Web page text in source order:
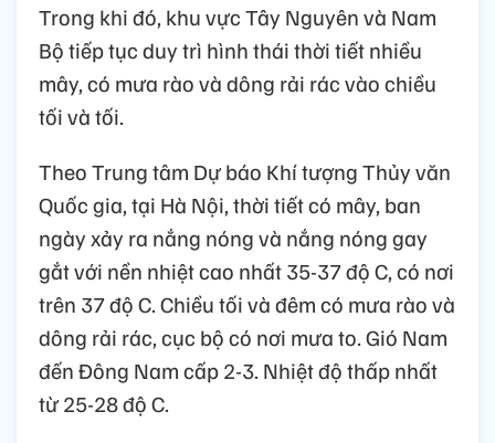
Trong khi đó, khu vực Tây Nguyên và Nam
Bộ tiếp tục duy trì hình thái thời tiết nhiều
mây, có mưa rào và dông rải rác vào chiều
tối và tối.
Theo Trung tâm Dự báo Khí tượng Thủy văn
Quốc gia, tại Hà Nội, thời tiết có mây, ban
ngày xảy ra nắng nóng và nắng nóng gay
gắt với nền nhiệt cao nhất 35-37 độ C, có nơi
trên 37 độ C. Chiều tối và đêm có mưa rào và
dông rải rác, cục bộ có nơi mưa to. Gió Nam
đến Đông Nam cấp 2-3. Nhiệt độ thấp nhất
từ 25-28 độ C.